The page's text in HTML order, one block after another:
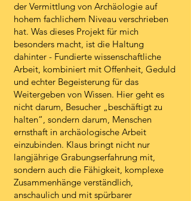
der Vermittlung von Archäologie auf
hohem fachlichem Niveau verschrieben
hat. Was dieses Projekt für mich
besonders macht, ist die Haltung
dahinter - Fundierte wissenschaftliche
Arbeit, kombiniert mit Offenheit, Geduld
und echter Begeisterung für das
Weitergeben von Wissen. Hier geht es
nicht darum, Besucher „beschäftigt zu
halten“, sondern darum, Menschen
ernsthaft in archäologische Arbeit
einzubinden. Klaus bringt nicht nur
langjährige Grabungserfahrung mit,
sondern auch die Fähigkeit, komplexe
Zusammenhänge verständlich,
anschaulich und mit spürbarer